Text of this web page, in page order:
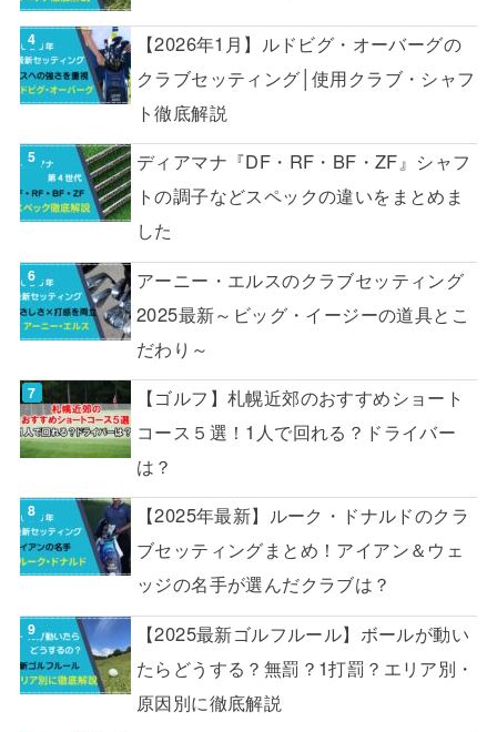
【2026年1月】ルドビグ・オーバーグの
クラブセッティング│使用クラブ・シャフ
ト徹底解説
ディアマナ『DF・RF・BF・ZF』シャフ
トの調子などスペックの違いをまとめま
した
アーニー・エルスのクラブセッティング
2025最新～ビッグ・イージーの道具とこ
だわり～
【ゴルフ】札幌近郊のおすすめショート
コース５選！1人で回れる？ドライバー
は？
【2025年最新】ルーク・ドナルドのクラ
ブセッティングまとめ！アイアン＆ウェ
ッジの名手が選んだクラブは？
【2025最新ゴルフルール】ボールが動い
たらどうする？無罰？1打罰？エリア別・
原因別に徹底解説